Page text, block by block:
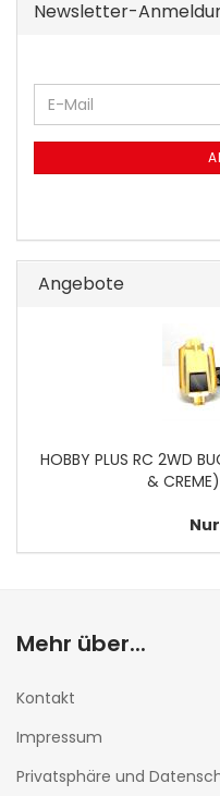
Newsletter-
WEITER
ZUR
NEWSLETTER-
E-
Mail
Angebote
HOBBY PLUS RC 2WD
&
Mehr über...
Kontakt
Impressum
Privatsphäre und